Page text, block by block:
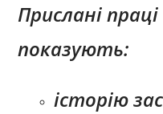
Прислані
показують:
історію